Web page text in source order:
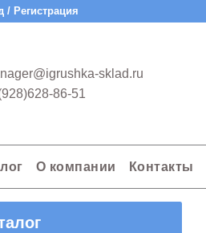
/ Регистрация
sklad.ru
86-51
О компании Контакты